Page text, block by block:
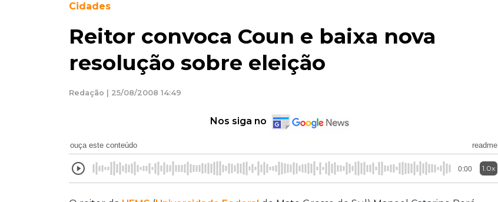
Cidades
Reitor convoca Coun e baixa nova
resolução sobre eleição
Redação | 25/08/2008 14:49
Nos siga no
ouça este conteúdo readme
0:00 1.0x